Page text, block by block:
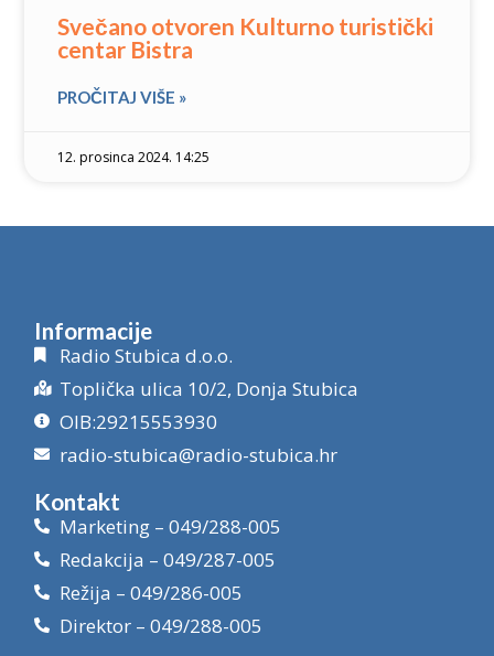
Svečano otvoren Kulturno turistički
centar Bistra
PROČITAJ VIŠE »
12. prosinca 2024. 14:25
Informacije
Radio Stubica d.o.o.
Toplička ulica 10/2, Donja Stubica
OIB:29215553930
radio-stubica@radio-stubica.hr
Kontakt
Marketing – 049/288-005
Redakcija – 049/287-005
Režija – 049/286-005
Direktor – 049/288-005